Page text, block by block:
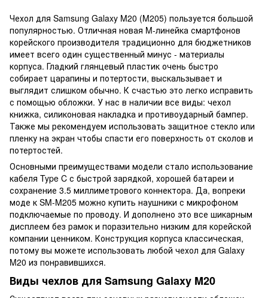
Чехол для Samsung Galaxy M20 (M205) пользуется большой
популярностью. Отличная новая M-линейка смартфонов
корейского производителя традиционно для бюджетников
имеет всего один существенный минус - материалы
корпуса. Гладкий глянцевый пластик очень быстро
собирает царапины и потертости, выскальзывает и
выглядит слишком обычно. К счастью это легко исправить
с помощью обложки. У нас в наличии все виды: чехол
книжка, силиконовая накладка и противоударный бампер.
Также мы рекомендуем использовать защитное стекло или
пленку на экран чтобы спасти его поверхность от сколов и
потертостей.
Основными преимуществами модели стало использование
кабеля Type C с быстрой зарядкой, хорошей батареи и
сохранение 3.5 миллиметрового коннектора. Да, вопреки
моде к SM-M205 можно купить наушники с микрофоном
подключаемые по проводу. И дополнено это все шикарным
дисплеем без рамок и поразительно низким для корейской
компании ценником. Конструкция корпуса классическая,
потому вы можете использовать любой чехол для Galaxy
M20 из понравившихся.
Виды чехлов для Samsung Galaxy M20